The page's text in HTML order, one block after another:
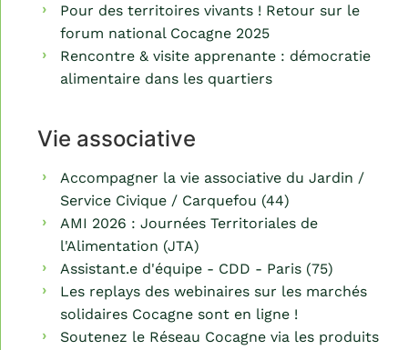
Pour des territoires vivants ! Retour sur le
forum national Cocagne 2025
Rencontre & visite apprenante : démocratie
alimentaire dans les quartiers
Vie associative
Accompagner la vie associative du Jardin /
Service Civique / Carquefou (44)
AMI 2026 : Journées Territoriales de
l'Alimentation (JTA)
Assistant.e d'équipe - CDD - Paris (75)
Les replays des webinaires sur les marchés
solidaires Cocagne sont en ligne !
Soutenez le Réseau Cocagne via les produits